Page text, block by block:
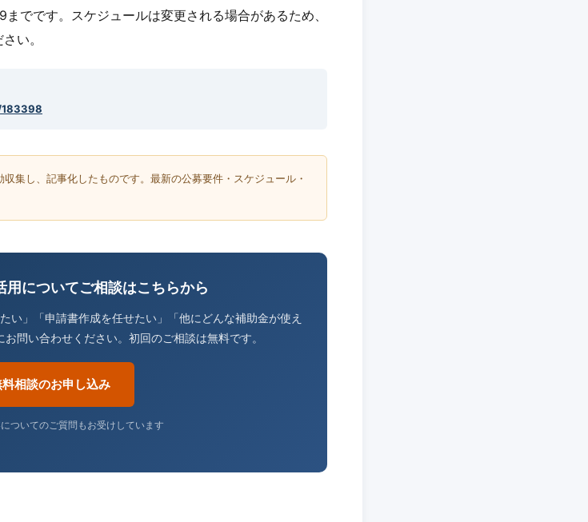
でです。スケジュールは変更される場合があるため、
い。
集し、記事化したものです。最新の公募要件・スケジュール・
用についてご相談はこちらから
い」「申請書作成を任せたい」「他にどんな補助金が使え
問い合わせください。初回のご相談は無料です。
相談のお申し込み
ついてのご質問もお受けしています